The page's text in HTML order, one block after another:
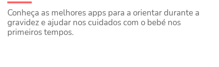
Conheça as melhores apps para a orientar durante a
gravidez e ajudar nos cuidados com o bebé nos
primeiros tempos.